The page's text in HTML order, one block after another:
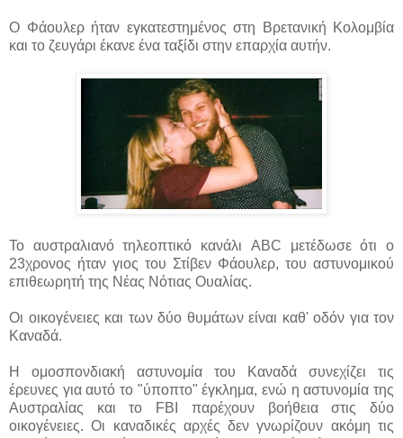
Ο Φάουλερ ήταν εγκατεστημένος στη Βρετανική Κολομβία
και το ζευγάρι έκανε ένα ταξίδι στην επαρχία αυτήν.
Το αυστραλιανό τηλεοπτικό κανάλι ABC μετέδωσε ότι ο
23χρονος ήταν γιος του Στίβεν Φάουλερ, του αστυνομικού
επιθεωρητή της Νέας Νότιας Ουαλίας.
Οι οικογένειες και των δύο θυμάτων είναι καθ' οδόν για τον
Καναδά.
Η ομοσπονδιακή αστυνομία του Καναδά συνεχίζει τις
έρευνες για αυτό το "ύποπτο" έγκλημα, ενώ η αστυνομία της
Αυστραλίας και το FBI παρέχουν βοήθεια στις δύο
οικογένειες. Οι καναδικές αρχές δεν γνωρίζουν ακόμη τις